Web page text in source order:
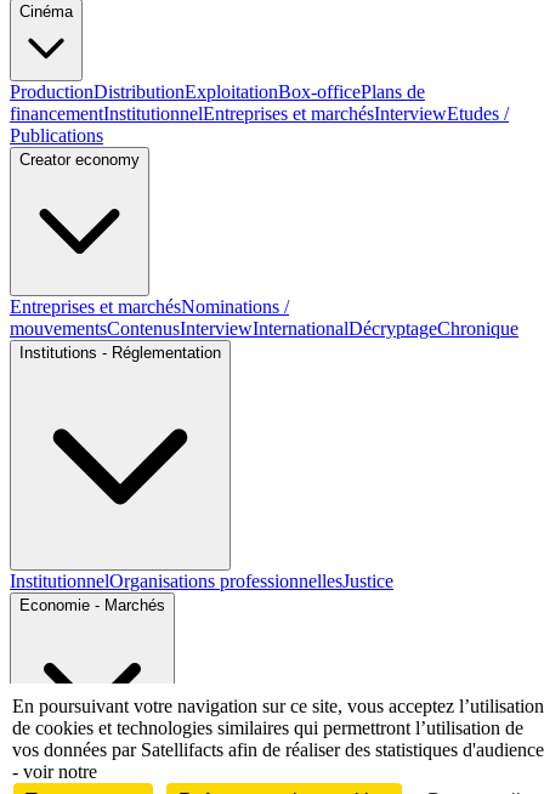
Cinéma
ProductionDistributionExploitationBox-officePlans de
financementInstitutionnelEntreprises et marchésInterviewEtudes /
Publications
Creator economy
Entreprises et marchésNominations /
mouvementsContenusInterviewInternationalDécryptageChronique
Institutions - Réglementation
InstitutionnelOrganisations professionnellesJustice
Economie - Marchés
Entreprises et marchés
En poursuivant votre navigation sur ce site, vous acceptez l’utilisation
de cookies et technologies similaires qui permettront l’utilisation de
vos données par Satellifacts afin de réaliser des statistiques d'audience
- voir notre